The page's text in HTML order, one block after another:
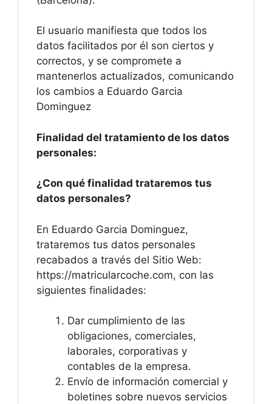
El usuario manifiesta que todos los
datos facilitados por él son ciertos y
correctos, y se compromete a
mantenerlos actualizados, comunicando
los cambios a Eduardo Garcia
Dominguez
Finalidad del tratamiento de los datos
personales:
¿Con qué finalidad trataremos tus
datos personales?
En Eduardo Garcia Dominguez,
trataremos tus datos personales
recabados a través del Sitio Web:
https://matricularcoche.com, con las
siguientes finalidades:
Dar cumplimiento de las
obligaciones, comerciales,
laborales, corporativas y
contables de la empresa.
Envío de información comercial y
boletines sobre nuevos servicios